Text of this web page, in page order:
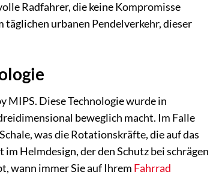
Radfahrer, die keine Kompromisse
urbanen Pendelverkehr, dieser
MIPS. Diese Technologie wurde in
beweglich macht. Im Falle
was die Rotationskräfte, die auf das
Helmdesign, der den Schutz bei schrägen
wann immer Sie auf Ihrem Fahrrad